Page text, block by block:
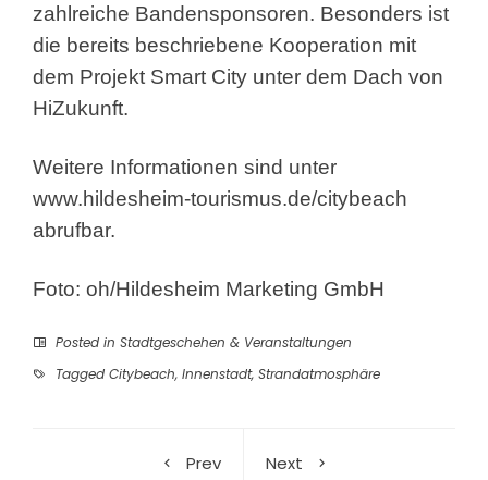
zahlreiche Bandensponsoren. Besonders ist
die bereits beschriebene Kooperation mit
dem Projekt Smart City unter dem Dach von
HiZukunft.
Weitere Informationen sind unter
www.hildesheim-tourismus.de/citybeach
abrufbar.
Foto: oh/Hildesheim Marketing GmbH
Posted in Stadtgeschehen & Veranstaltungen
Tagged Citybeach, Innenstadt, Strandatmosphäre
Prev
Next